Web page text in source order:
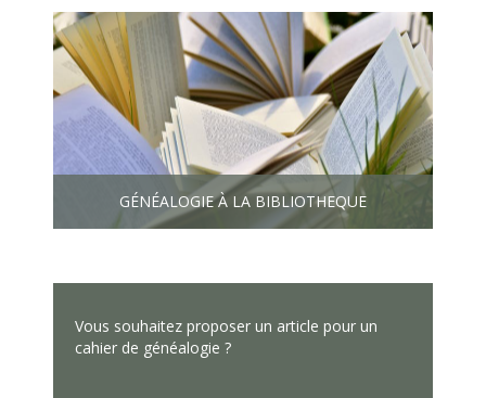
GÉNÉALOGIE À LA BIBLIOTHEQUE
Vous souhaitez proposer un article pour un
cahier de généalogie ?